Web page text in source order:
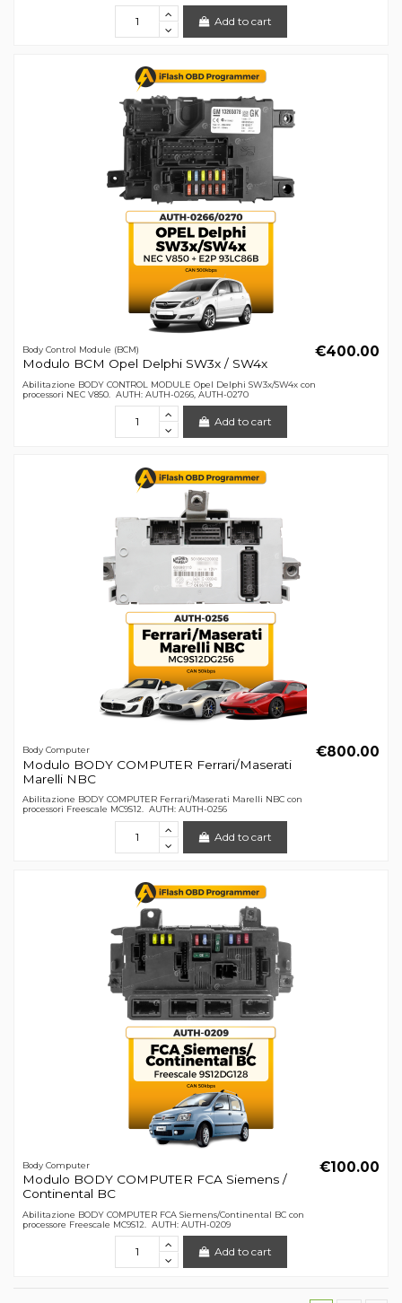
Add to cart
Body Control Module (BCM)
Modulo BCM Opel Delphi SW3x / SW4x
€400.00
Abilitazione BODY CONTROL MODULE Opel Delphi SW3x/SW4x con
processori NEC V850. AUTH: AUTH-0266, AUTH-0270
Add to cart
Body Computer
Modulo BODY COMPUTER Ferrari/Maserati
Marelli NBC
€800.00
Abilitazione BODY COMPUTER Ferrari/Maserati Marelli NBC con
processori Freescale MC9S12. AUTH: AUTH-0256
Add to cart
Body Computer
Modulo BODY COMPUTER FCA Siemens /
Continental BC
€100.00
Abilitazione BODY COMPUTER FCA Siemens/Continental BC con
processore Freescale MC9S12. AUTH: AUTH-0209
Add to cart